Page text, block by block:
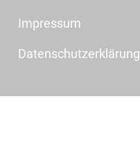
Impressum
Datenschutzerklärung